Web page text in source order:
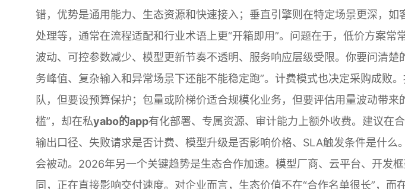
错，优势是通用能力、生态资源和快速接入；垂直引擎则在特定场景更深，如
处理等，通常在流程适配和行业术语上更“开箱即用”。问题在于，低价方案常
波动、可控参数减少、模型更新节奏不透明、服务响应层级受限。你要问清楚
务峰值、复杂输入和异常场景下还能不能稳定跑”。计费模式也决定采购成败
队，但要设预算保护；包量或阶梯价适合规模化业务，但要评估用量波动带来
槛”，却在私yabo的app有化部署、专属资源、审计能力上额外收费。建议在
输出口径、失败请求是否计费、模型升级是否影响价格、SLA触发条件是什么
会被动。2026年另一个关键趋势是生态合作加速。模型厂商、云平台、开发
同，正在直接影响交付速度。对企业而言，生态价值不在“合作名单很长”，而